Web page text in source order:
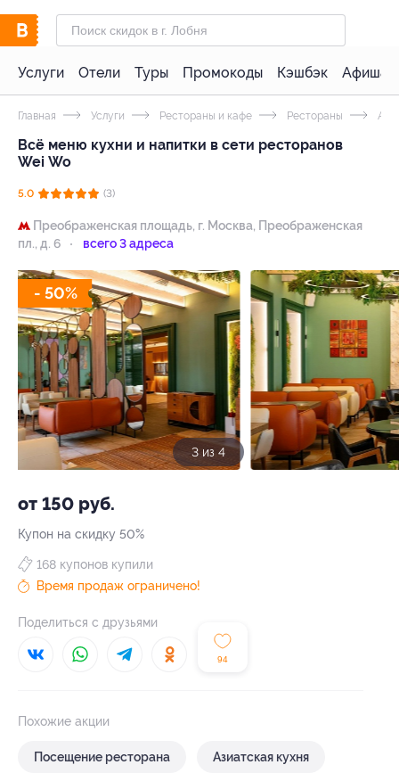
Услуги Отели Туры Промокоды Кэшбэк Афиша
Главная Услуги Рестораны и кафе Рестораны
Всё меню кухни и напитки в сети ресторанов
Wei Wo
5.0 (3)
Преображенская площадь, г. Москва, Преображенская
пл., д. 6
всего 3 адреса
- 50%
3 из 4
от 150 руб.
Купон на скидку 50%
94
168 купонов купили
Время продаж ограничено!
Поделиться с друзьями
Похожие акции
Посещение ресторана Азиатская кухня